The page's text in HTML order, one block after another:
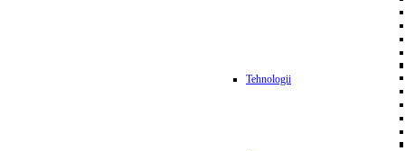
Tehnologii